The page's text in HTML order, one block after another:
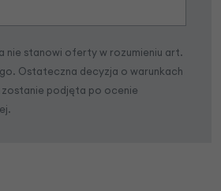
nie stanowi oferty w rozumieniu art.
Ostateczna decyzja o warunkach
zostanie podjęta po ocenie